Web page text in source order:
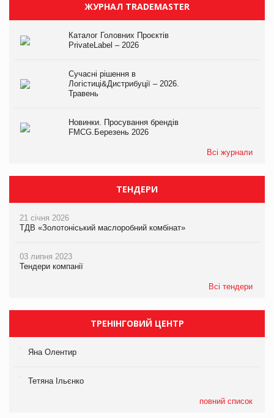
ЖУРНАЛ TRADEMASTER
Каталог Головних Проєктів
PrivateLabel – 2026
Сучасні рішення в
Логістиці&Дистрибуції – 2026.
Травень
Новинки. Просування брендів
FMCG.Березень 2026
Всі журнали
ТЕНДЕРИ
21 січня 2026
ТДВ «Золотоніський маслоробний комбінат»
03 липня 2023
Тендери компанії
Всі тендери
ТРЕНІНГОВИЙ ЦЕНТР
Яна Олентир
Тетяна Ільєнко
повний список